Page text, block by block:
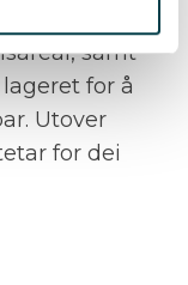
har
samt
for å
Utover
for dei